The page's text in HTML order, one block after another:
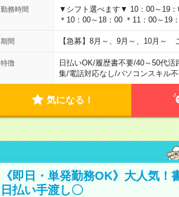
勤務時間
▼シフト選べます▼ 10：00～19：
＊10：00～18：00 ＊11：00～19
期間 【急募】8月～、9月～、10月～
特徴 日払いOK/履歴書不要/40～50代活
集/電話対応なし/パソコンスキル
気になる！
《即日・単発勤務OK》大人気
日払い手渡し〇